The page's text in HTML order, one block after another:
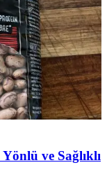
ve Sağlıklı